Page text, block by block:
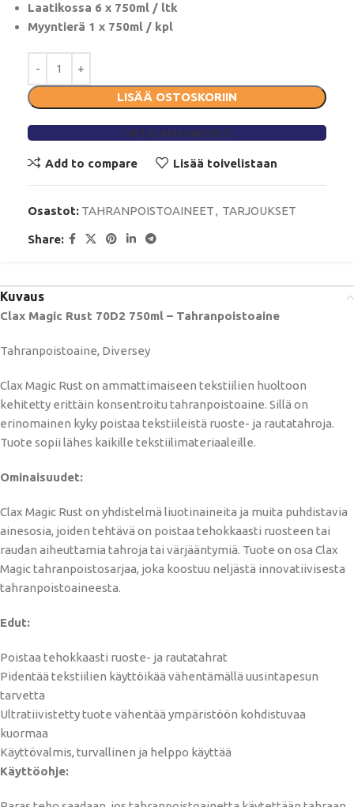
Laatikossa 6 x 750ml / ltk
Myyntierä 1 x 750ml / kpl
LISÄÄ OSTOSKORIIN
TÄYTÄ LAINAHAKEMUS
Add to compare Lisää toivelistaan
Osastot: TAHRANPOISTOAINEET, TARJOUKSET
Share:
Kuvaus
Clax Magic Rust 70D2 750ml – Tahranpoistoaine
Tahranpoistoaine, Diversey
Clax Magic Rust on ammattimaiseen tekstiilien huoltoon
kehitetty erittäin konsentroitu tahranpoistoaine. Sillä on
erinomainen kyky poistaa tekstiileistä ruoste- ja rautatahroja.
Tuote sopii lähes kaikille tekstiilimateriaaleille.
Ominaisuudet:
Clax Magic Rust on yhdistelmä liuotinaineita ja muita puhdistavia
ainesosia, joiden tehtävä on poistaa tehokkaasti ruosteen tai
raudan aiheuttamia tahroja tai värjääntymiä. Tuote on osa Clax
Magic tahranpoistosarjaa, joka koostuu neljästä innovatiivisesta
tahranpoistoaineesta.
Edut:
Poistaa tehokkaasti ruoste- ja rautatahrat
Pidentää tekstiilien käyttöikää vähentämällä uusintapesun
tarvetta
Ultratiivistetty tuote vähentää ympäristöön kohdistuvaa
kuormaa
Käyttövalmis, turvallinen ja helppo käyttää
Käyttöohje: